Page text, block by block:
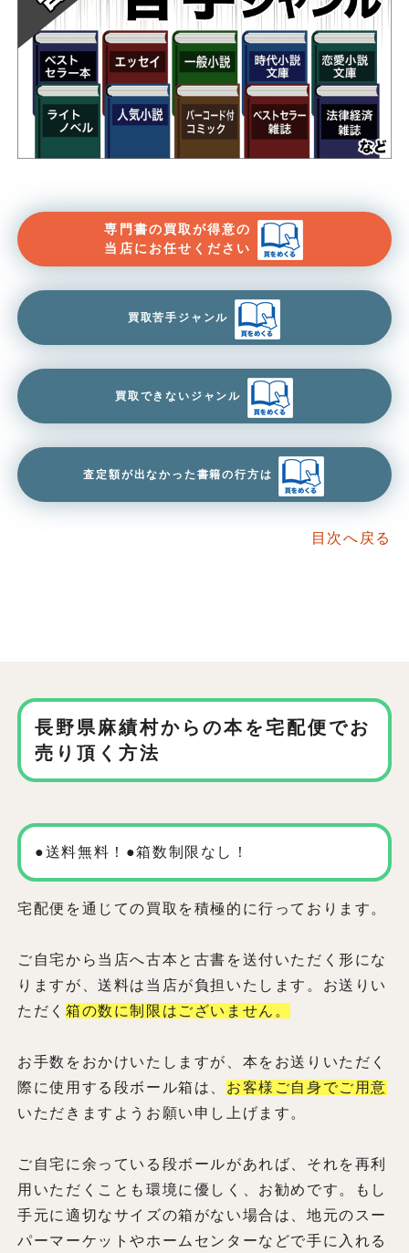
専門書の買取が得意の
当店にお任せください
買取苦手ジャンル
買取できないジャンル
査定額が出なかった書籍の行方は
目次へ戻る
長野県麻績村からの本を宅配便でお
売り頂く方法
●送料無料！●箱数制限なし！
宅配便を通じての買取を積極的に行っております。
ご自宅から当店へ古本と古書を送付いただく形にな
りますが、送料は当店が負担いたします。お送りい
ただく 箱の数に制限はございません。
お手数をおかけいたしますが、本をお送りいただく
際に使用する段ボール箱は、 お客様ご自身でご用意
いただきますようお願い申し上げます。
ご自宅に余っている段ボールがあれば、それを再利
用いただくことも環境に優しく、お勧めです。もし
手元に適切なサイズの箱がない場合は、地元のスー
パーマーケットやホームセンターなどで手に入れる